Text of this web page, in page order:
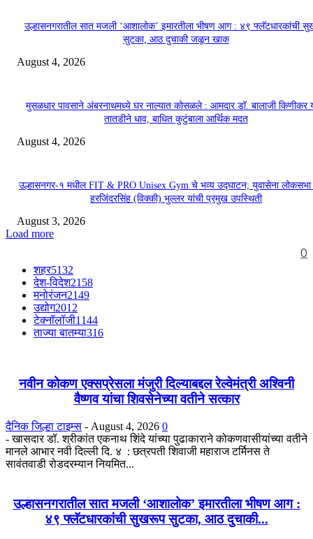
उल्हासनगरातील सात मजली ‘आशालोक’ इमारतीला भीषण आग : ४९ फ्लॅटधारकांची
सुटका, आठ दुचाकी जळून खाक
August 4, 2026
मुसळधार पावसाने अंबरनाथमध्ये घर नाल्यात कोसळले : आमदार डॉ. बालाजी किणीकर
तातडीने धाव, बाधित कुटुंबाला आर्थिक मदत
August 4, 2026
उल्हासनगर-१ मधील FIT & PRO Unisex Gym चे भव्य उद्घाटन; युवासेना लोकसभा
हरजिंदरसिंह (विक्की) भुल्लर यांची प्रमुख उपस्थिती
August 3, 2026
Load more
0
शहर5132
देश-विदेश2158
मनोरंजन2149
उद्योग2012
टेक्नॉलॉजी1144
ताज्या बातम्या316
नवीन कोकण एक्सप्रेसला मंजुरी दिल्याबद्दल रेल्वेमंत्री अश्विनी
वैष्णव यांचा शिवसेनेच्या वतीने सत्कार
दैनिक जिल्हा टाइम्स - August 4, 2026 0
- खासदार डॉ. श्रीकांत एकनाथ शिंदे यांच्या पुढाकाराने कोकणवासीयांच्या वतीने
मानले आभार नवी दिल्ली दि. ४ : छत्रपती शिवाजी महाराज टर्मिनस ते
सावंतवाडी रोडदरम्यान नियमित...
उल्हासनगरातील सात मजली ‘आशालोक’ इमारतीला भीषण आग :
४९ फ्लॅटधारकांची सुखरूप सुटका, आठ दुचाकी...